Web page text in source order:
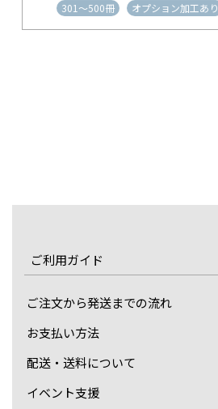
301～500冊 オプション加工あり
ご利用ガイド
ご注文から発送までの流れ
お支払い方法
配送・送料について
イベント支援